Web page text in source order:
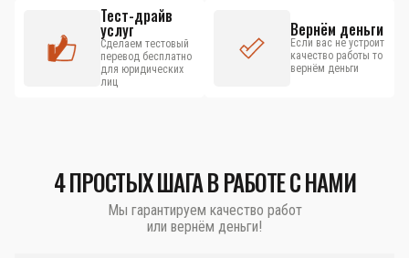
Тест-драйв
услуг
Сделаем тестовый
перевод бесплатно
для юридических
лиц
Вернём деньги
Если вас не устроит
качество работы то
вернём деньги
4 ПРОСТЫХ ШАГА В РАБОТЕ С НАМИ
Мы гарантируем качество работ
или вернём деньги!